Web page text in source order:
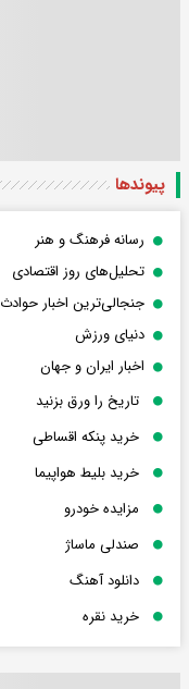
پیوندها
رسانه فرهنگ و هنر
تحلیل‌های روز اقتصادی
جنجالی‌ترین اخبار حوادث
دنیای ورزش
اخبار ایران و جهان
تاریخ را ورق بزنید
خرید پنکه اقساطی
خرید بلیط هواپیما
مزایده خودرو
صندلی ماساژ
دانلود آهنگ
خرید نقره